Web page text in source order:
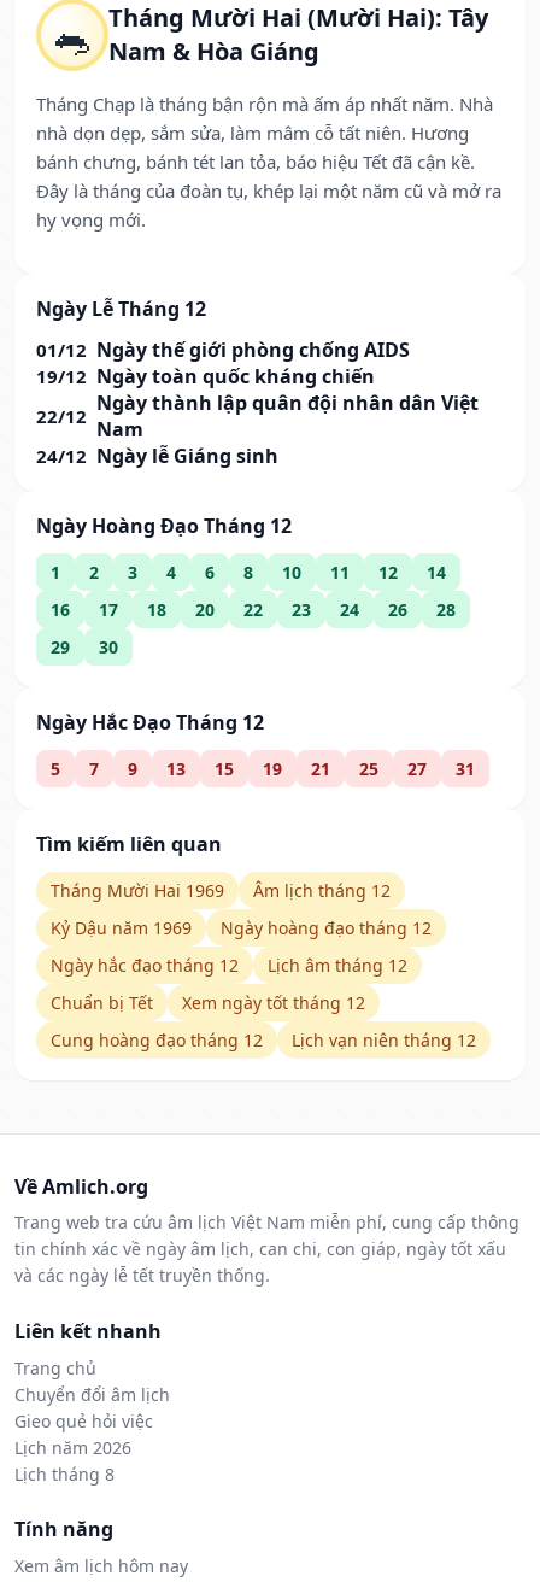
🐀 Tháng Mười Hai (Mười Hai): Tây
Nam & Hòa Giáng
Tháng Chạp là tháng bận rộn mà ấm áp nhất năm. Nhà
nhà dọn dẹp, sắm sửa, làm mâm cỗ tất niên. Hương
bánh chưng, bánh tét lan tỏa, báo hiệu Tết đã cận kề.
Đây là tháng của đoàn tụ, khép lại một năm cũ và mở ra
hy vọng mới.
Ngày Lễ Tháng 12
01/12 Ngày thế giới phòng chống AIDS
19/12 Ngày toàn quốc kháng chiến
22/12 Ngày thành lập quân đội nhân dân Việt
Nam
24/12 Ngày lễ Giáng sinh
Ngày Hoàng Đạo Tháng 12
1 2 3 4 6 8 10 11 12
14
16
17 18 20 22 23 24 26
28
29
30
Ngày Hắc Đạo Tháng 12
5 7 9 13 15 19 21 25 27 31
Tìm kiếm liên quan
Tháng Mười Hai 1969
Âm lịch tháng 12
Kỷ Dậu năm 1969
Ngày hoàng đạo tháng 12
Ngày hắc đạo tháng 12
Lịch âm tháng 12
Chuẩn bị Tết
Xem ngày tốt tháng 12
Cung hoàng đạo tháng 12
Lịch vạn niên tháng 12
Về Amlich.org
Trang web tra cứu âm lịch Việt Nam miễn phí, cung cấp thông
tin chính xác về ngày âm lịch, can chi, con giáp, ngày tốt xấu
và các ngày lễ tết truyền thống.
Liên kết nhanh
Trang chủ
Chuyển đổi âm lịch
Gieo quẻ hỏi việc
Lịch năm 2026
Lịch tháng 8
Tính năng
Xem âm lịch hôm nay